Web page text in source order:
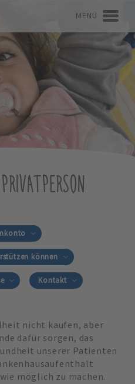
MENÜ
können
Kontakt
nicht kaufen, aber
dafür sorgen, das
unserer Patienten
möglich zu machen.